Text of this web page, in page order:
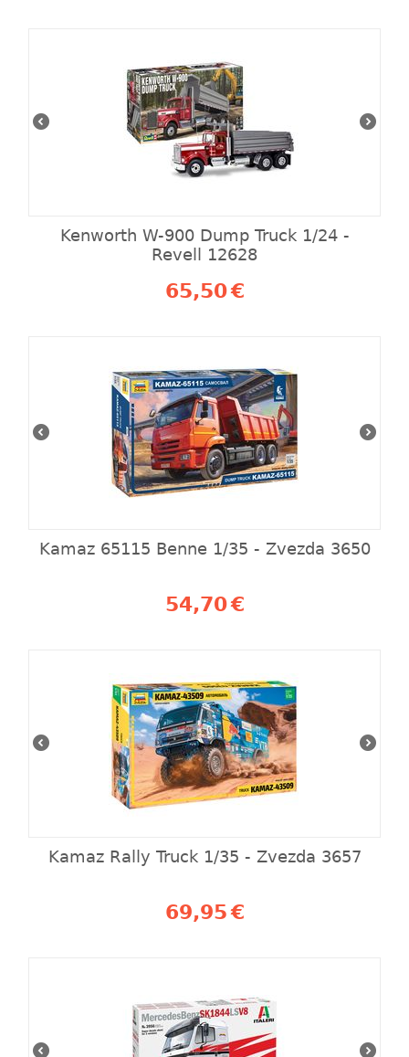
Kenworth W-900 Dump Truck 1/24 -
Revell 12628
65,50€
Kamaz 65115 Benne 1/35 - Zvezda 3650
54,70€
Kamaz Rally Truck 1/35 - Zvezda 3657
69,95€